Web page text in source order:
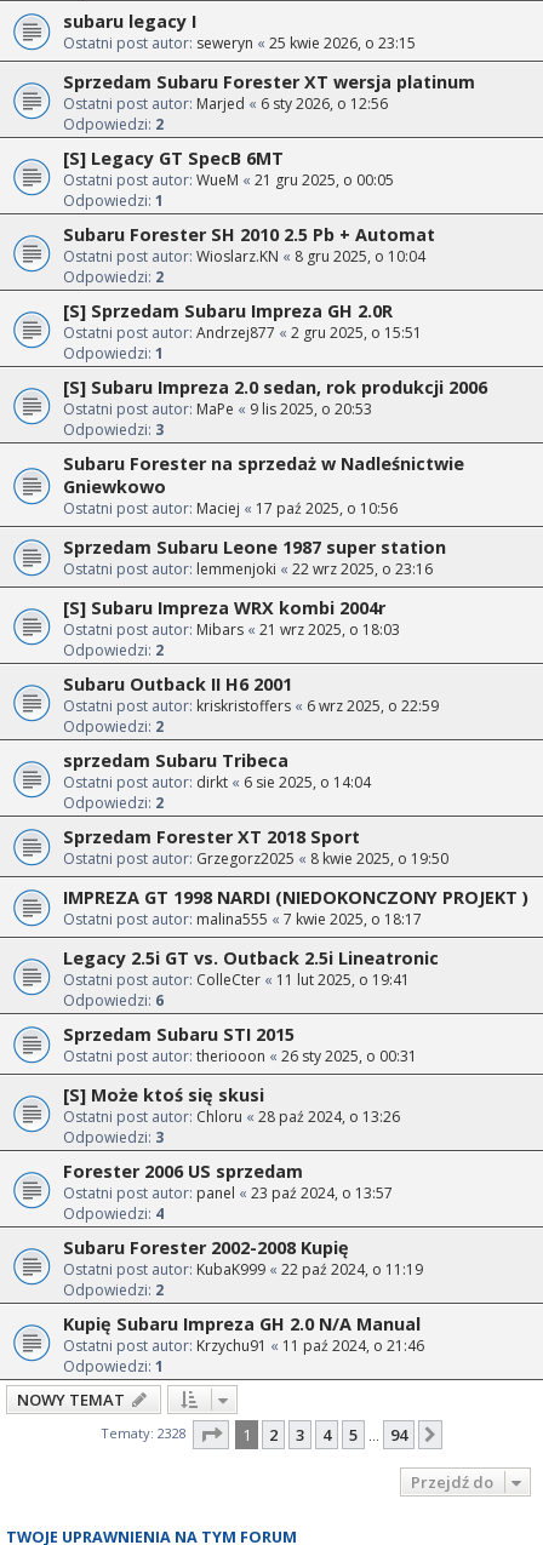
subaru legacy I
Ostatni post autor: seweryn « 25 kwie 2026, o 23:15
Sprzedam Subaru Forester XT wersja platinum
Ostatni post autor: Marjed « 6 sty 2026, o 12:56
Odpowiedzi: 2
[S] Legacy GT SpecB 6MT
Ostatni post autor: WueM « 21 gru 2025, o 00:05
Odpowiedzi: 1
Subaru Forester SH 2010 2.5 Pb + Automat
Ostatni post autor: Wioslarz.KN « 8 gru 2025, o 10:04
Odpowiedzi: 2
[S] Sprzedam Subaru Impreza GH 2.0R
Ostatni post autor: Andrzej877 « 2 gru 2025, o 15:51
Odpowiedzi: 1
[S] Subaru Impreza 2.0 sedan, rok produkcji 2006
Ostatni post autor: MaPe « 9 lis 2025, o 20:53
Odpowiedzi: 3
Subaru Forester na sprzedaż w Nadleśnictwie
Gniewkowo
Ostatni post autor: Maciej « 17 paź 2025, o 10:56
Sprzedam Subaru Leone 1987 super station
Ostatni post autor: lemmenjoki « 22 wrz 2025, o 23:16
[S] Subaru Impreza WRX kombi 2004r
Ostatni post autor: Mibars « 21 wrz 2025, o 18:03
Odpowiedzi: 2
Subaru Outback II H6 2001
Ostatni post autor: kriskristoffers « 6 wrz 2025, o 22:59
Odpowiedzi: 2
sprzedam Subaru Tribeca
Ostatni post autor: dirkt « 6 sie 2025, o 14:04
Odpowiedzi: 2
Sprzedam Forester XT 2018 Sport
Ostatni post autor: Grzegorz2025 « 8 kwie 2025, o 19:50
IMPREZA GT 1998 NARDI (NIEDOKONCZONY PROJEKT )
Ostatni post autor: malina555 « 7 kwie 2025, o 18:17
Legacy 2.5i GT vs. Outback 2.5i Lineatronic
Ostatni post autor: ColleCter « 11 lut 2025, o 19:41
Odpowiedzi: 6
Sprzedam Subaru STI 2015
Ostatni post autor: theriooon « 26 sty 2025, o 00:31
[S] Może ktoś się skusi
Ostatni post autor: Chloru « 28 paź 2024, o 13:26
Odpowiedzi: 3
Forester 2006 US sprzedam
Ostatni post autor: panel « 23 paź 2024, o 13:57
Odpowiedzi: 4
Subaru Forester 2002-2008 Kupię
Ostatni post autor: KubaK999 « 22 paź 2024, o 11:19
Odpowiedzi: 2
Kupię Subaru Impreza GH 2.0 N/A Manual
Ostatni post autor: Krzychu91 « 11 paź 2024, o 21:46
Odpowiedzi: 1
NOWY TEMAT
Tematy: 2328 Strona z94
1 2 3 4 5 94
Przejdź do
TWOJE UPRAWNIENIA NA TYM FORUM